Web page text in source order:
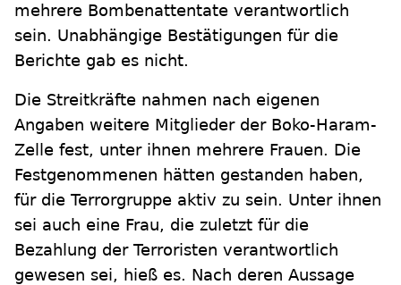
mehrere Bombenattentate verantwortlich
sein. Unabhängige Bestätigungen für die
Berichte gab es nicht.
Die Streitkräfte nahmen nach eigenen
Angaben weitere Mitglieder der Boko-Haram-
Zelle fest, unter ihnen mehrere Frauen. Die
Festgenommenen hätten gestanden haben,
für die Terrorgruppe aktiv zu sein. Unter ihnen
sei auch eine Frau, die zuletzt für die
Bezahlung der Terroristen verantwortlich
gewesen sei, hieß es. Nach deren Aussage